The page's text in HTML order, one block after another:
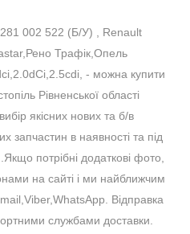
002 522 (Б/У) , Renault
Трафік,Опель
- можна купити
Рівненської області
якісних нових та б/в
запчастин в наявності та під
потрібні додаткові фото,
на сайті і ми найближчим
Відправка
службами доставки.